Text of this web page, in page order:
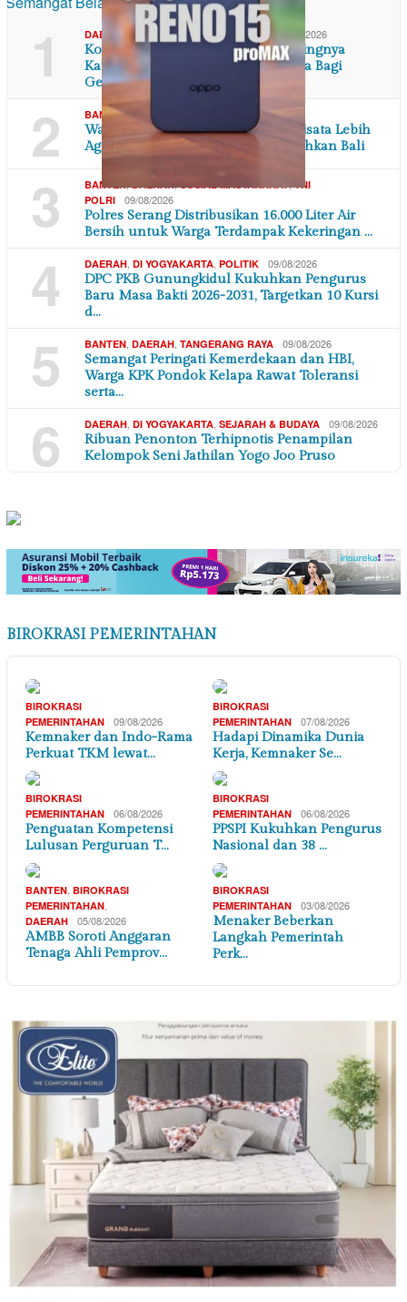
1 DAERAH , DI YOGYAKARTA, TNI POLRI 09/08/2026
Kodim 0729/Bantul Tekankan Pentingnya
Karakter dan Semangat Bela Negara Bagi
Generasi…
2 BANTEN,DAERAH 09/08/2026
Wagub Banten Dorong Promosi Wisata Lebih
Agresif: Banten Punya Potensi Kalahkan Bali
3 BANTEN DAERAH SOSIAL MASYARAKAT TNI
POLRI
09/08/2026
Polres Serang Distribusikan 16.000 Liter Air
Bersih untuk Warga Terdampak Kekeringan …
4 DAERAH DI YOGYAKARTA POLITIK 09/08/2026
DPC PKB Gunungkidul Kukuhkan Pengurus
Baru Masa Bakti 2026-2031, Targetkan 10 Kursi
d…
5 BANTEN DAERAH TANGERANG RAYA 09/08/2026
Semangat Peringati Kemerdekaan dan HBI,
Warga KPK Pondok Kelapa Rawat Toleransi
serta…
6 DAERAH DI YOGYAKARTA SEJARAH & BUDAYA 09/08/2026
Ribuan Penonton Terhipnotis Penampilan
Kelompok Seni Jathilan Yogo Joo Pruso
BIROKRASI PEMERINTAHAN
BIROKRASI
PEMERINTAHAN
09/08/2026
Kemnaker dan Indo-Rama
Perkuat TKM lewat…
BIROKRASI
PEMERINTAHAN
07/08/2026
Hadapi Dinamika Dunia
Kerja, Kemnaker Se…
BIROKRASI
PEMERINTAHAN
06/08/2026
Penguatan Kompetensi
Lulusan Perguruan T…
BIROKRASI
PEMERINTAHAN
06/08/2026
PPSPI Kukuhkan Pengurus
Nasional dan 38 …
BANTEN BIROKRASI
PEMERINTAHAN
DAERAH 05/08/2026
AMBB Soroti Anggaran
Tenaga Ahli Pemprov…
BIROKRASI
PEMERINTAHAN
03/08/2026
Menaker Beberkan
Langkah Pemerintah
Perk…